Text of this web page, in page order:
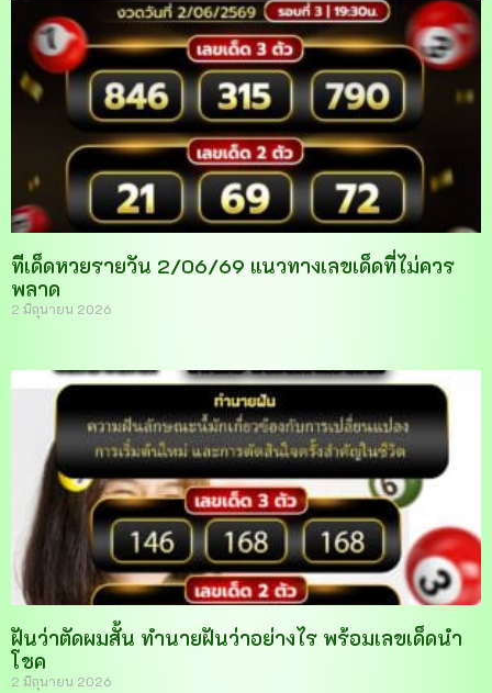
ทีเด็ดหวยรายวัน 2/06/69 แนวทางเลขเด็ดที่ไม่ควร
พลาด
2 มิถุนายน 2026
ฝันว่าตัดผมสั้น ทำนายฝันว่าอย่างไร พร้อมเลขเด็ดนำ
โชค
2 มิถุนายน 2026